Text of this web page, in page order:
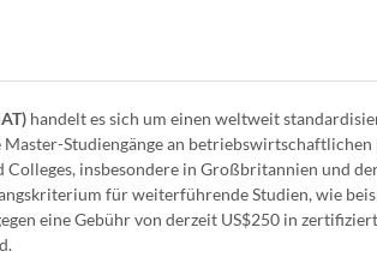
handelt es sich um einen weltweit
Studiengänge an
insbesondere in Großbritannien und der
für weiterführende Studien, wie
eine Gebühr von derzeit US$250 in